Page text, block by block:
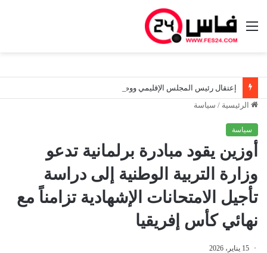
القائمة
الرئيسية / سياسة
سياسة
أوزين يقود مبادرة برلمانية تدعو
وزارة التربية الوطنية إلى دراسة
تأجيل الامتحانات الإشهادية تزامناً مع
نهائي كأس إفريقيا
15 يناير، 2026